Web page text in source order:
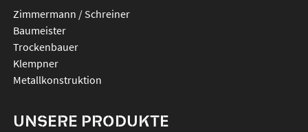
Zimmermann / Schreiner
Baumeister
Trockenbauer
Klempner
Metallkonstruktion
UNSERE PRODUKTE